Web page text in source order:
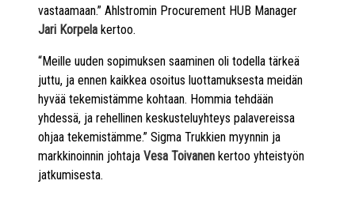
vastaamaan.” Ahlstromin Procurement HUB Manager
Jari Korpela kertoo.
“Meille uuden sopimuksen saaminen oli todella tärkeä
juttu, ja ennen kaikkea osoitus luottamuksesta meidän
hyvää tekemistämme kohtaan. Hommia tehdään
yhdessä, ja rehellinen keskusteluyhteys palavereissa
ohjaa tekemistämme.” Sigma Trukkien myynnin ja
markkinoinnin johtaja Vesa Toivanen kertoo yhteistyön
jatkumisesta.